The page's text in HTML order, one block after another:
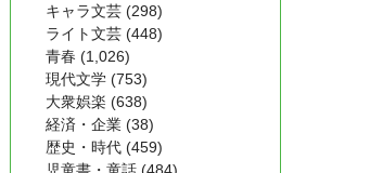
キャラ文芸 (298)
ライト文芸 (448)
青春 (1,026)
現代文学 (753)
大衆娯楽 (638)
経済・企業 (38)
歴史・時代 (459)